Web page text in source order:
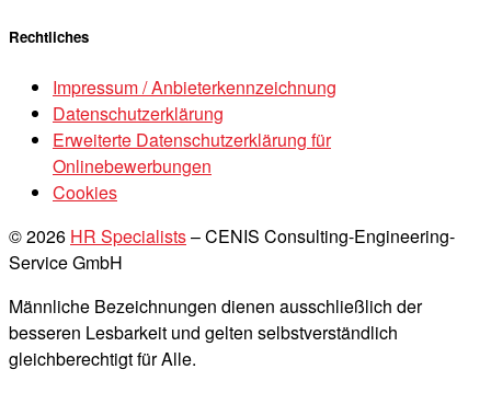
Rechtliches
Impressum / Anbieterkennzeichnung
Datenschutzerklärung
Erweiterte Datenschutzerklärung für
Onlinebewerbungen
Cookies
© 2026 HR Specialists–CENIS Consulting-Engineering-
Service GmbH
Männliche Bezeichnungen dienen ausschließlich der
besseren Lesbarkeit und gelten selbstverständlich
gleichberechtigt für Alle.